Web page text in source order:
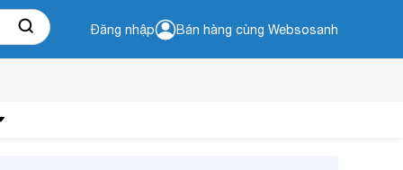
Đăng nhập Bán hàng cùng Websosanh